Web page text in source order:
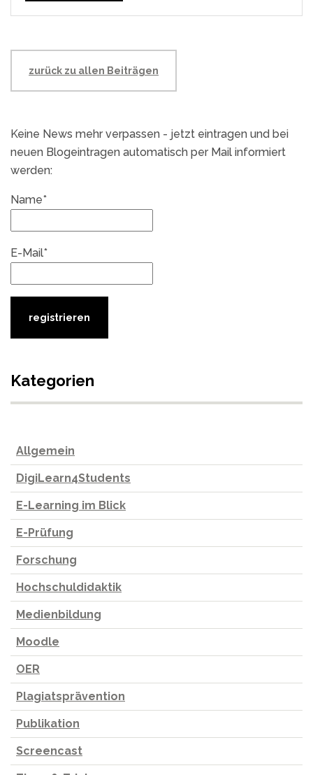
zurück zu allen Beiträgen
Keine News mehr verpassen - jetzt eintragen und bei
neuen Blogeintragen automatisch per Mail informiert
werden:
Name*
E-Mail*
Kategorien
Allgemein
DigiLearn4Students
E-Learning im Blick
E-Prüfung
Forschung
Hochschuldidaktik
Medienbildung
Moodle
OER
Plagiatsprävention
Publikation
Screencast